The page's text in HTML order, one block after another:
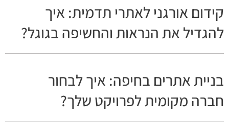
קידום אורגני לאתרי תדמית: איך
להגדיל את הנראות והחשיפה בגוגל?
בניית אתרים בחיפה: איך לבחור
חברה מקומית לפרויקט שלך?